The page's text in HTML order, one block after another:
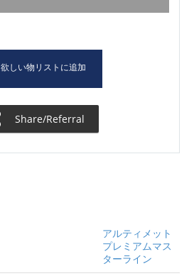
欲しい物リストに追加
Share/Referral
アルティメット
プレミアムマス
ターライン